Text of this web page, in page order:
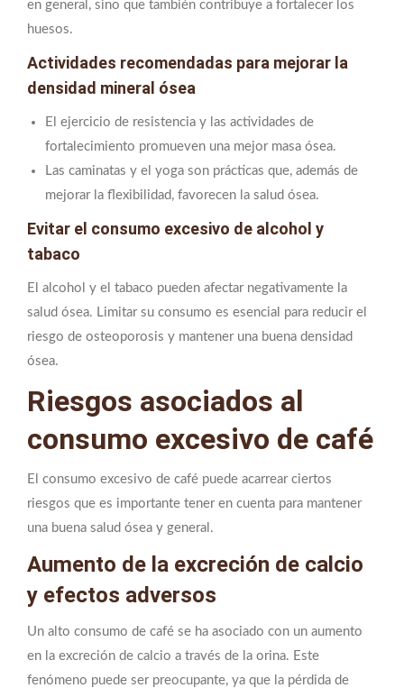
en general, sino que también contribuye a fortalecer los
huesos.
Actividades recomendadas para mejorar la
densidad mineral ósea
El ejercicio de resistencia y las actividades de
fortalecimiento promueven una mejor masa ósea.
Las caminatas y el yoga son prácticas que, además de
mejorar la flexibilidad, favorecen la salud ósea.
Evitar el consumo excesivo de alcohol y
tabaco
El alcohol y el tabaco pueden afectar negativamente la
salud ósea. Limitar su consumo es esencial para reducir el
riesgo de osteoporosis y mantener una buena densidad
ósea.
Riesgos asociados al
consumo excesivo de café
El consumo excesivo de café puede acarrear ciertos
riesgos que es importante tener en cuenta para mantener
una buena salud ósea y general.
Aumento de la excreción de calcio
y efectos adversos
Un alto consumo de café se ha asociado con un aumento
en la excreción de calcio a través de la orina. Este
fenómeno puede ser preocupante, ya que la pérdida de